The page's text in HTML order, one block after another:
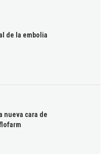
de la embolia
nueva cara de